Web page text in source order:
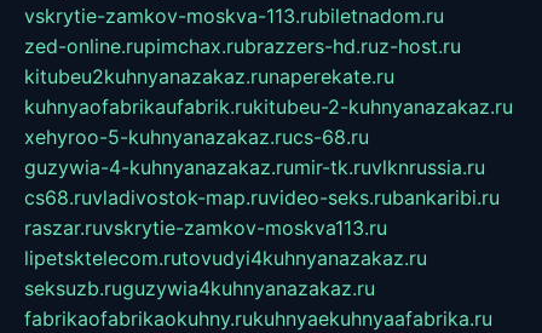
vskrytie-zamkov-moskva-113.rubiletnadom.ru
zed-online.rupimchax.rubrazzers-hd.ruz-host.ru
kitubeu2kuhnyanazakaz.runaperekate.ru
kuhnyaofabrikaufabrik.rukitubeu-2-kuhnyanazakaz.ru
xehyroo-5-kuhnyanazakaz.rucs-68.ru
guzywia-4-kuhnyanazakaz.rumir-tk.ruvlknrussia.ru
cs68.ruvladivostok-map.ruvideo-seks.rubankaribi.ru
raszar.ruvskrytie-zamkov-moskva113.ru
lipetsktelecom.rutovudyi4kuhnyanazakaz.ru
seksuzb.ruguzywia4kuhnyanazakaz.ru
fabrikaofabrikaokuhny.rukuhnyaekuhnyaafabrika.ru